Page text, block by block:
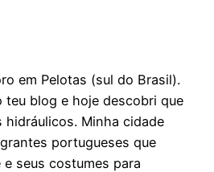
em Pelotas (sul do Brasil).
teu blog e hoje descobri que
Minha cidade
portugueses que
seus costumes para